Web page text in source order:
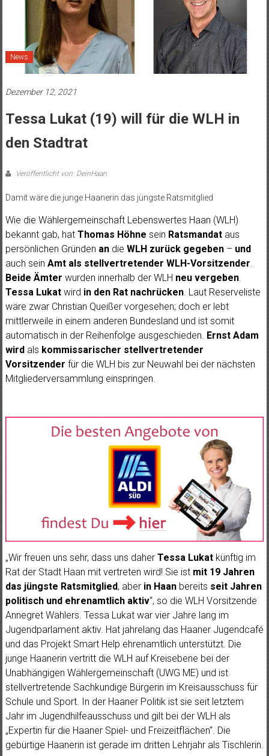
News
Dezember 12, 2021
Tessa Lukat (19) will für die WLH in
den Stadtrat
Veröffentlicht von: DeinHaan
Damit wäre die junge Haanerin das jüngste Ratsmitglied
Wie die Wählergemeinschaft Lebenswertes Haan (WLH)
bekannt gab, hat Thomas Höhne sein Ratsmandataus
persönlichen Gründen andie WLH zurück gegeben– und
auch sein Amt als stellvertretender WLH-Vorsitzender
Beide Ämter wurden innerhalb der WLH neu vergeben.
Tessa Lukatwird in den Rat nachrücken. Laut Reserveliste
wäre zwar Christian Queißer vorgesehen; doch er lebt
mittlerweile in einem anderen Bundesland und ist somit
automatisch in der Reihenfolge ausgeschieden. Ernst Adam
wirdals kommissarischer stellvertretender
Vorsitzender für die WLH bis zur Neuwahl bei der nächsten
Mitgliederversammlung einspringen.
„Wir freuen uns sehr, dass uns daher Tessa Lukatkünftig im
Rat der Stadt Haan mit vertreten wird! Sie ist mit 19 Jahren
das jüngste Ratsmitglied, aber in Haanbereits seit Jahren
politisch und ehrenamtlich aktiv“, so die WLH Vorsitzende
Annegret Wahlers. Tessa Lukat war vier Jahre lang im
Jugendparlament aktiv. Hat jahrelang das Haaner Jugendcafé
und das Projekt Smart Help ehrenamtlich unterstützt. Die
junge Haanerin vertritt die WLH auf Kreisebene bei der
Unabhängigen Wählergemeinschaft (UWG ME) und ist
stellvertretende Sachkundige Bürgerin im Kreisausschuss für
Schule und Sport. In der Haaner Politik ist sie seit letztem
Jahr im Jugendhilfeausschuss und gilt bei der WLH als
„Expertin für die Haaner Spiel- und Freizeitflächen“. Die
gebürtige Haanerin ist gerade im dritten Lehrjahr als Tischlerin.